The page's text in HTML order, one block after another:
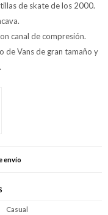
de skate de los 2000.
canal de compresión.
de Vans de gran tamaño y
envío
Casual